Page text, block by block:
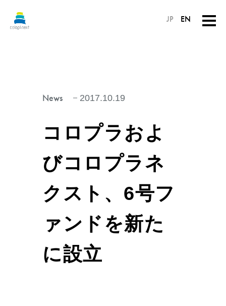
JP EN
News 2017.10.19
コロプラおよ
びコロプラネ
クスト、6号フ
ァンドを新た
に設立